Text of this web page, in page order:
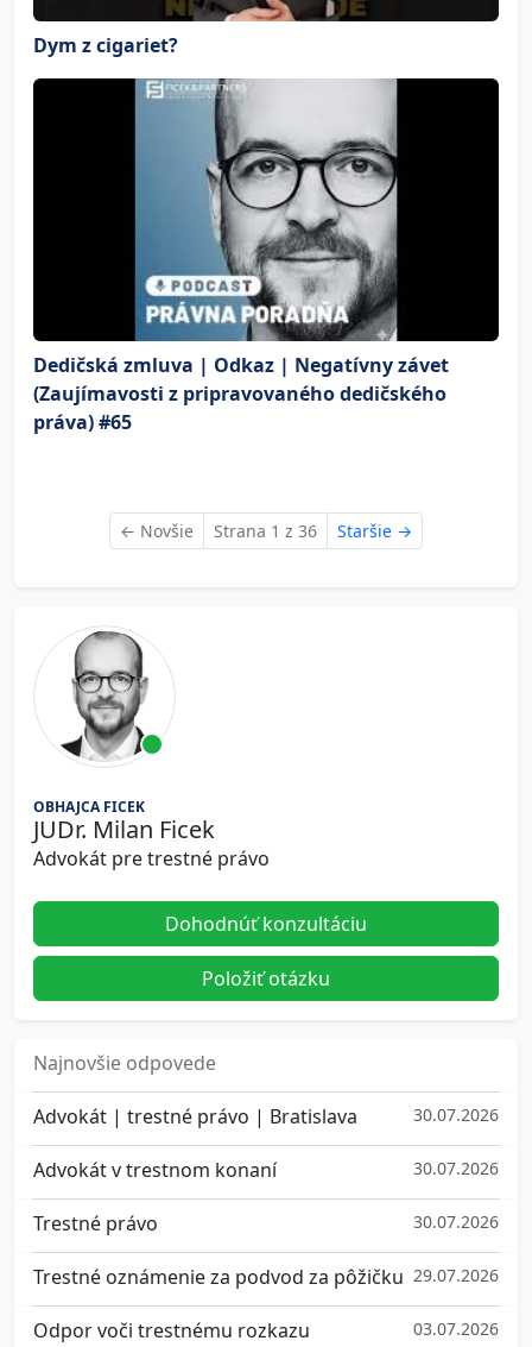
Dym z cigariet?
Dedičská zmluva | Odkaz | Negatívny závet
(Zaujímavosti z pripravovaného dedičského
práva) #65
← Novšie Strana 1 z 36 Staršie →
OBHAJCA FICEK
JUDr. Milan Ficek
Advokát pre trestné právo
Dohodnúť konzultáciu
Položiť otázku
Najnovšie odpovede
Advokát | trestné právo | Bratislava 30.07.2026
Advokát v trestnom konaní 30.07.2026
Trestné právo 30.07.2026
Trestné oznámenie za podvod za pôžičku 29.07.2026
Odpor voči trestnému rozkazu 03.07.2026